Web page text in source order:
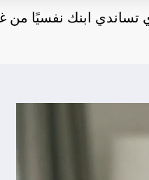
تساندي ابنك نفسيًا من